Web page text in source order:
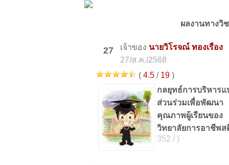
ผลงานทางวิ
27 เจ้าของ นายวิโรจณ์ ทองเรือง
27/ส.ค./2568
( 4.5 / 19 )
กลยุทธ์การบริหารแ
ส่วนร่วมเพื่อพัฒนา
คุณภาพผู้เรียนของ
วิทยาลัยการอาชีพส
352 / )